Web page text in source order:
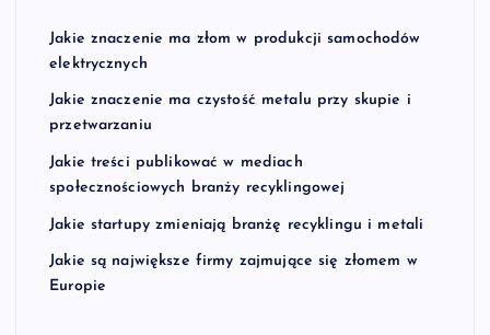
Jakie znaczenie ma złom w produkcji samochodów
elektrycznych
Jakie znaczenie ma czystość metalu przy skupie i
przetwarzaniu
Jakie treści publikować w mediach
społecznościowych branży recyklingowej
Jakie startupy zmieniają branżę recyklingu i metali
Jakie są największe firmy zajmujące się złomem w
Europie